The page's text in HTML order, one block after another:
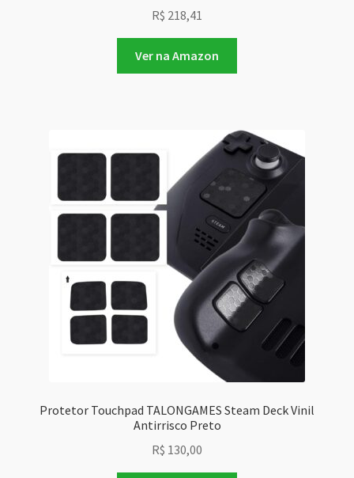
R$ 218,41
Ver na Amazon
Protetor Touchpad TALONGAMES Steam Deck Vinil
Antirrisco Preto
R$ 130,00